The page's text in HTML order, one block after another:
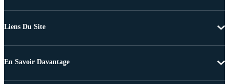
Liens Du Site
En Savoir Davantage